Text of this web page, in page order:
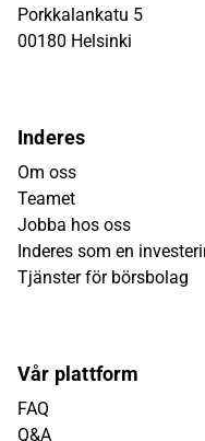
Porkkalankatu 5
00180 Helsinki
Inderes
Om oss
Teamet
Jobba hos oss
Inderes som en
Tjänster för börsbolag
Vår plattform
FAQ
Q&A